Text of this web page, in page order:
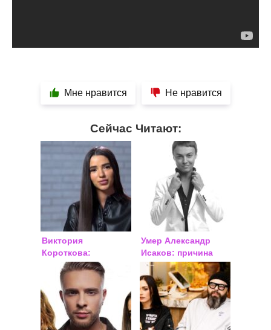
Мне нравится Не нравится
Сейчас Читают:
Виктория
Короткова:
биография, личная
жизнь
Умер Александр
Исаков: причина
смерти, последние
новости